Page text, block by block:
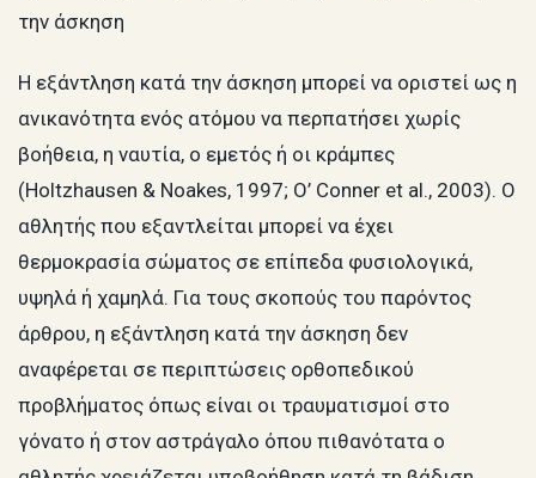
την άσκηση
Η εξάντληση κατά την άσκηση μπορεί να οριστεί ως η
ανικανότητα ενός ατόμου να περπατήσει χωρίς
βοήθεια, η ναυτία, ο εμετός ή οι κράμπες
(Holtzhausen & Noakes, 1997; O’ Conner et al., 2003). Ο
αθλητής που εξαντλείται μπορεί να έχει
θερμοκρασία σώματος σε επίπεδα φυσιολογικά,
υψηλά ή χαμηλά. Για τους σκοπούς του παρόντος
άρθρου, η εξάντληση κατά την άσκηση δεν
αναφέρεται σε περιπτώσεις ορθοπεδικού
προβλήματος όπως είναι οι τραυματισμοί στο
γόνατο ή στον αστράγαλο όπου πιθανότατα ο